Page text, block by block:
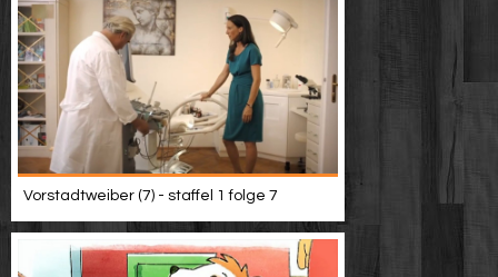
Vorstadtweiber (7) - staffel 1 folge 7